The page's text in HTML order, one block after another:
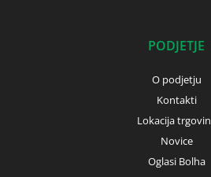
PODJETJE
O podjetju
Kontakti
Lokacija
Novice
Oglasi Bolha